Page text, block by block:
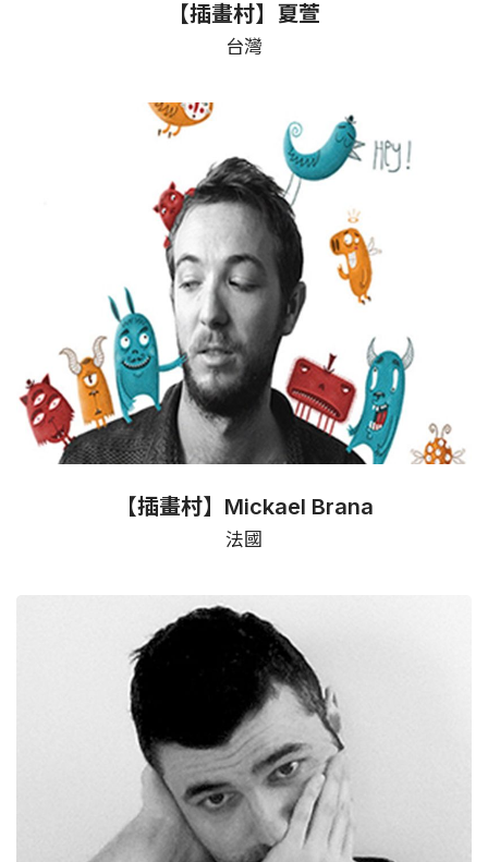
【插畫村】夏萱
台灣
【插畫村】Mickael Brana
法國